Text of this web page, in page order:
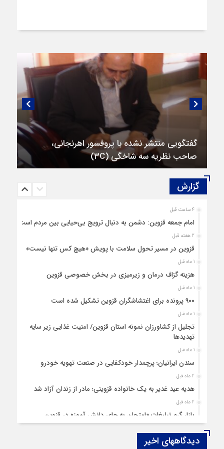
گفتگویی منتشر نشده با پروفسور اهرنجانی،
صاحب نظریه سه‌ شاخگی (۳C)
گزارش‌
4 ساعت قبل
امام جمعه قزوین: دشمن به دنبال ترویج بی‌حیایی بین مردم است
2 هفته قبل
قزوین در مسیر تحول سلامت با پویش «هیچ‌ کس تنها نیست»
1 ماه قبل
هزینه‌ گزاف درمان و زیرمیزی در بخش خصوصی قزوین
1 ماه قبل
۹۰۰ پرونده برای اغتشاشگران قزوین تشکیل شده است
1 ماه قبل
تجلیل از کشاورزان نمونه استان قزوین/ امنیت غذایی زیر سایه
تهدیدها
1 ماه قبل
سندن ایرانیان؛ پرچمدار خودکفایی در صنعت تهویه خودرو
2 ماه قبل
هدیه عید غدیر به یک خانواده قزوینی؛ مادر از زندان آزاد شد
2 ماه قبل
بازار گرم تبلیغات «امتحان به جای دانش‌ آموز» در قزوین
قزوین ۱۴۰۴، گام‌هایی در سایه چالش‌ها
دیدگاههای اخیر